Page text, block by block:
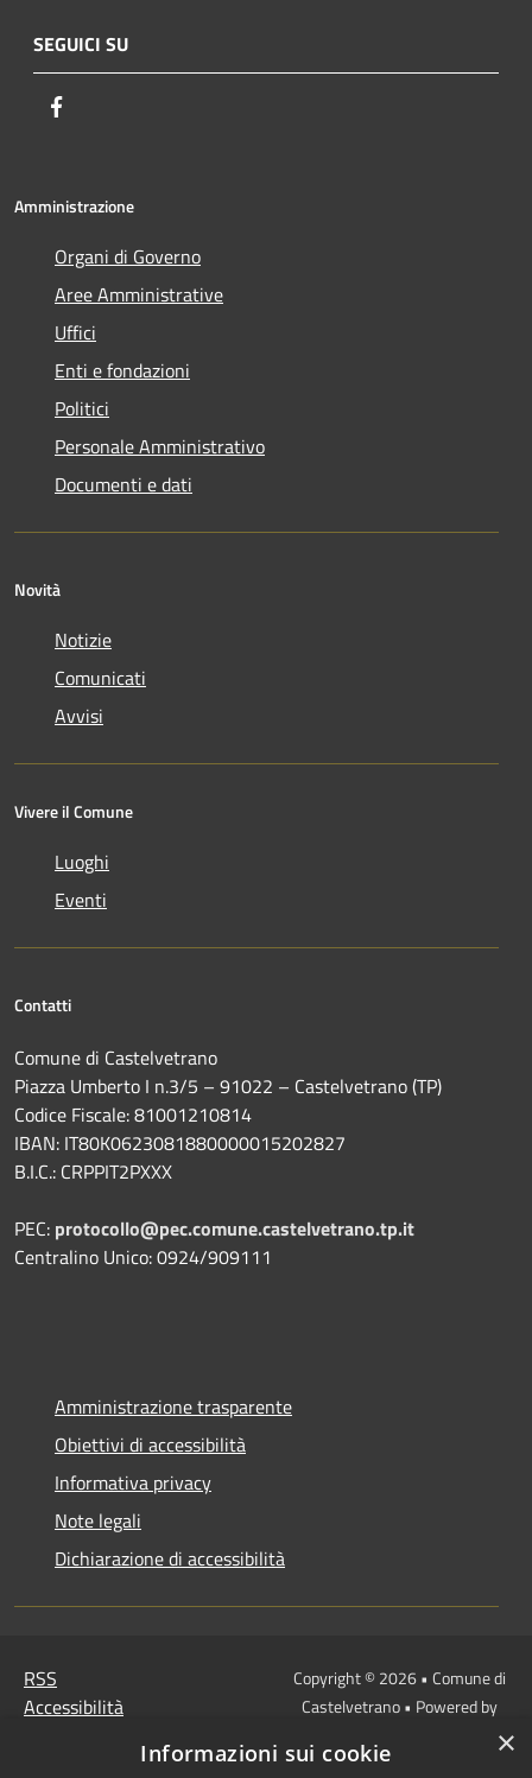
SEGUICI SU
Amministrazione
Organi di Governo
Aree Amministrative
Uffici
Enti e fondazioni
Politici
Personale Amministrativo
Documenti e dati
Novità
Notizie
Comunicati
Avvisi
Vivere il Comune
Luoghi
Eventi
Contatti
Comune di Castelvetrano
Piazza Umberto I n.3/5 – 91022 – Castelvetrano (TP)
Codice Fiscale: 81001210814
IBAN: IT80K0623081880000015202827
B.I.C.: CRPPIT2PXXX
PEC: protocollo@pec.comune.castelvetrano.tp.it
Centralino Unico: 0924/909111
Amministrazione trasparente
Obiettivi di accessibilità
Informativa privacy
Note legali
Dichiarazione di accessibilità
RSS
Accessibilità
Copyright © 2026 • Comune di
Castelvetrano • Powered by
redazione
×
Informazioni sui cookie